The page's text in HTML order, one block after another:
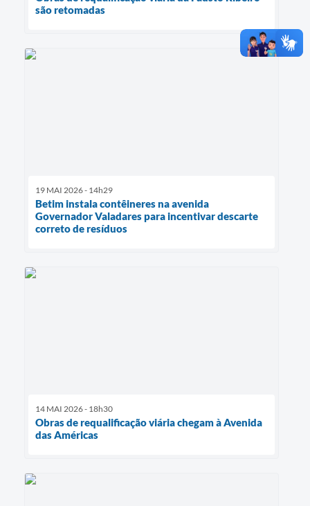
são retomadas
19 MAI 2026 - 14h29
Betim instala contêineres na avenida
Governador Valadares para incentivar descarte
correto de resíduos
14 MAI 2026 - 18h30
Obras de requalificação viária chegam à Avenida
das Américas